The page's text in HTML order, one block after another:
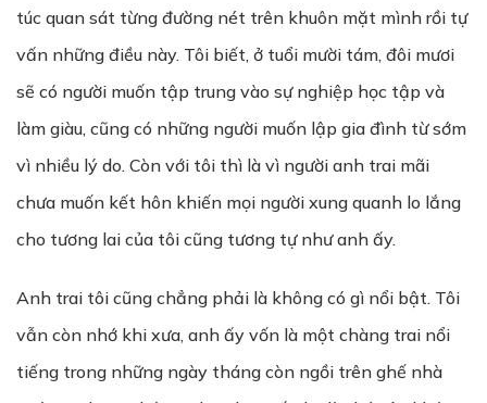
túc quan sát từng đường nét trên khuôn mặt mình rồi tự
vấn những điều này. Tôi biết, ở tuổi mười tám, đôi mươi
sẽ có người muốn tập trung vào sự nghiệp học tập và
làm giàu, cũng có những người muốn lập gia đình từ sớm
vì nhiều lý do. Còn với tôi thì là vì người anh trai mãi
chưa muốn kết hôn khiến mọi người xung quanh lo lắng
cho tương lai của tôi cũng tương tự như anh ấy.
Anh trai tôi cũng chẳng phải là không có gì nổi bật. Tôi
vẫn còn nhớ khi xưa, anh ấy vốn là một chàng trai nổi
tiếng trong những ngày tháng còn ngồi trên ghế nhà